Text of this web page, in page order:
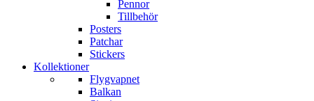
Pennor
Tillbehör
Posters
Patchar
Stickers
Kollektioner
Flygvapnet
Balkan